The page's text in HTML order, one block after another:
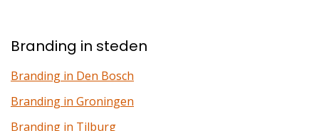
Branding in steden
Branding in Den Bosch
Branding in Groningen
Branding in Tilburg